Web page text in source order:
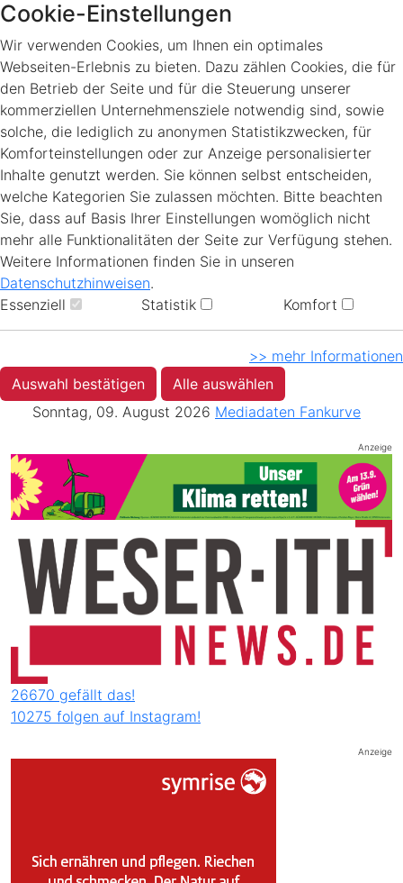
Cookie-Einstellungen
Wir verwenden Cookies, um Ihnen ein optimales
Webseiten-Erlebnis zu bieten. Dazu zählen Cookies, die für
den Betrieb der Seite und für die Steuerung unserer
kommerziellen Unternehmensziele notwendig sind, sowie
solche, die lediglich zu anonymen Statistikzwecken, für
Komforteinstellungen oder zur Anzeige personalisierter
Inhalte genutzt werden. Sie können selbst entscheiden,
welche Kategorien Sie zulassen möchten. Bitte beachten
Sie, dass auf Basis Ihrer Einstellungen womöglich nicht
mehr alle Funktionalitäten der Seite zur Verfügung stehen.
Weitere Informationen finden Sie in unseren
Datenschutzhinweisen.
Essenziell
Statistik Komfort
>> mehr Informationen
Auswahl bestätigen
Alle auswählen
Sonntag, 09. August 2026 Mediadaten Fankurve
Anzeige
26670 gefällt das!
10275 folgen auf Instagram!
Anzeige